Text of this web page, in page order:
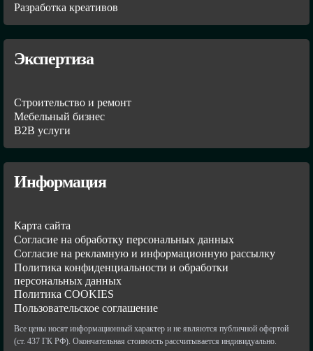
Разработка креативов
Экспертиза
Строительство и ремонт
Мебельный бизнес
В2В услуги
Информация
Карта сайта
Согласие на обработку персональных данных
Согласие на рекламную и информационную рассылку
Политика конфиденциальности и обработки
персональных данных
Политика COOKIES
Пользовательское соглашение
Все цены носят информационный характер и не являются публичной офертой
(ст. 437 ГК РФ). Окончательная стоимость рассчитывается индивидуально.